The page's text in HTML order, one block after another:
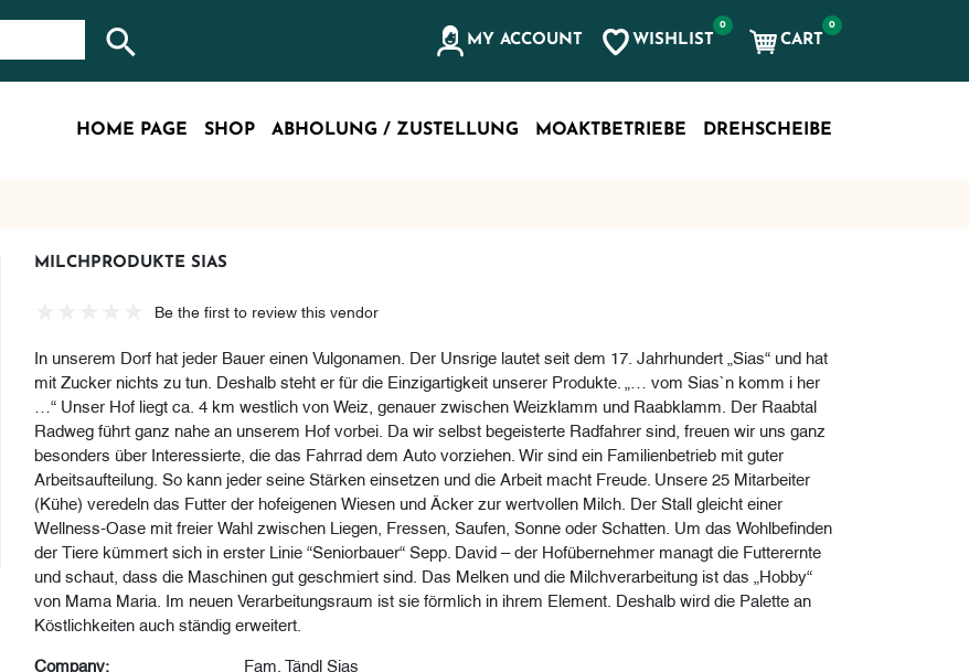
Search store MY ACCOUNT WISHLIST
0
CART
0
HOME PAGE SHOP ABHOLUNG / ZUSTELLUNG MOAKTBETRIEBE DREHSCHEIBE
MILCHPRODUKTE SIAS
Be the first to review this vendor
In unserem Dorf hat jeder Bauer einen Vulgonamen. Der Unsrige lautet seit dem 17. Jahrhundert „Sias“ und hat
mit Zucker nichts zu tun. Deshalb steht er für die Einzigartigkeit unserer Produkte. „… vom Sias`n komm i her
…“ Unser Hof liegt ca. 4 km westlich von Weiz, genauer zwischen Weizklamm und Raabklamm. Der Raabtal
Radweg führt ganz nahe an unserem Hof vorbei. Da wir selbst begeisterte Radfahrer sind, freuen wir uns ganz
besonders über Interessierte, die das Fahrrad dem Auto vorziehen. Wir sind ein Familienbetrieb mit guter
Arbeitsaufteilung. So kann jeder seine Stärken einsetzen und die Arbeit macht Freude. Unsere 25 Mitarbeiter
(Kühe) veredeln das Futter der hofeigenen Wiesen und Äcker zur wertvollen Milch. Der Stall gleicht einer
Wellness-Oase mit freier Wahl zwischen Liegen, Fressen, Saufen, Sonne oder Schatten. Um das Wohlbefinden
der Tiere kümmert sich in erster Linie “Seniorbauer“ Sepp. David – der Hofübernehmer managt die Futterernte
und schaut, dass die Maschinen gut geschmiert sind. Das Melken und die Milchverarbeitung ist das „Hobby“
von Mama Maria. Im neuen Verarbeitungsraum ist sie förmlich in ihrem Element. Deshalb wird die Palette an
Köstlichkeiten auch ständig erweitert.
Company: Fam. Tändl Sias